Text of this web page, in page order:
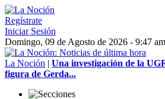
Regístrate
Iniciar Sesión
Domingo, 09 de Agosto de 2026 - 9:47 am
La Noción | Una investigación de la
figura de Gerda...